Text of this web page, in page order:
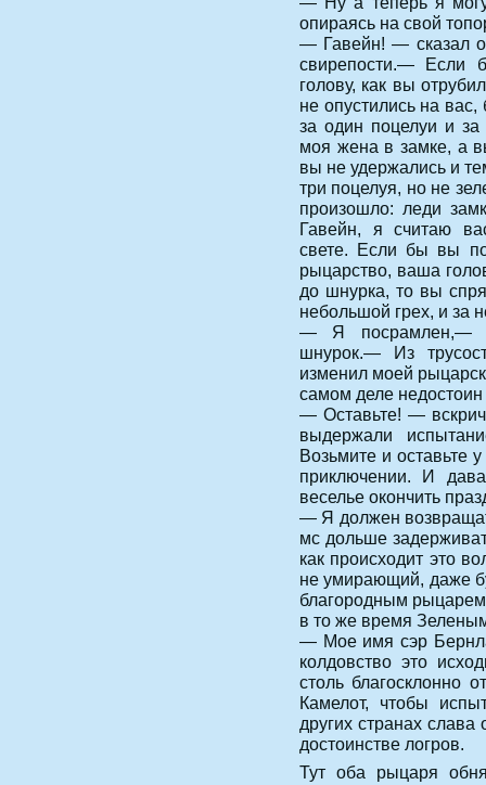
опираясь на свой
— Гавейн! — сказал
свирепости.— Если
голову, как вы
не опустились на
за один поцелуи и
моя жена в замке, а
вы не удержались и
три поцелуя, но не
произошло: леди
Гавейн, я считаю
свете. Если бы вы
рыцарство, ваша
до шнурка, то вы
небольшой грех, и за
— Я посрамлен,—
шнурок.— Из
изменил моей
самом деле недостоин
— Оставьте! —
выдержали
Возьмите и оставьте
приключении. И
веселье окончить
— Я должен
мс дольше
как происходит это
не умирающий, даже
благородным
в то же время
— Мое имя сэр
колдовство это
столь благосклонно
Камелот, чтобы
других странах
достоинстве логров.
Тут оба рыцаря